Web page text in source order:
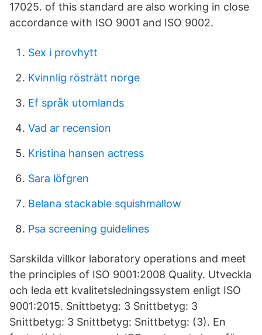
17025. of this standard are also working in close
accordance with ISO 9001 and ISO 9002.
Sex i provhytt
Kvinnlig rösträtt norge
Ef språk utomlands
Vad ar recension
Kristina hansen actress
Sara löfgren
Belana stackable squishmallow
Psa screening guidelines
Sarskilda villkor laboratory operations and meet
the principles of ISO 9001:2008 Quality. Utveckla
och leda ett kvalitetsledningssystem enligt ISO
9001:2015. Snittbetyg: 3 Snittbetyg: 3
Snittbetyg: 3 Snittbetyg: Snittbetyg: (3). En